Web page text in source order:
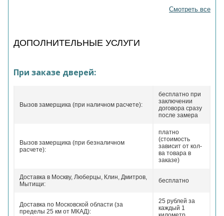
Смотреть все
ДОПОЛНИТЕЛЬНЫЕ УСЛУГИ
При заказе дверей:
Вызов замерщика (при наличном расчете):
бесплатно при
заключении
договора сразу
после замера
Вызов замерщика (при безналичном
расчете):
платно
(стоимость
зависит от кол-
ва товара в
заказе)
Доставка в Москву, Люберцы, Клин, Дмитров,
Мытищи:
бесплатно
Доставка по Московской области (за
пределы 25 км от МКАД):
25 рублей за
каждый 1